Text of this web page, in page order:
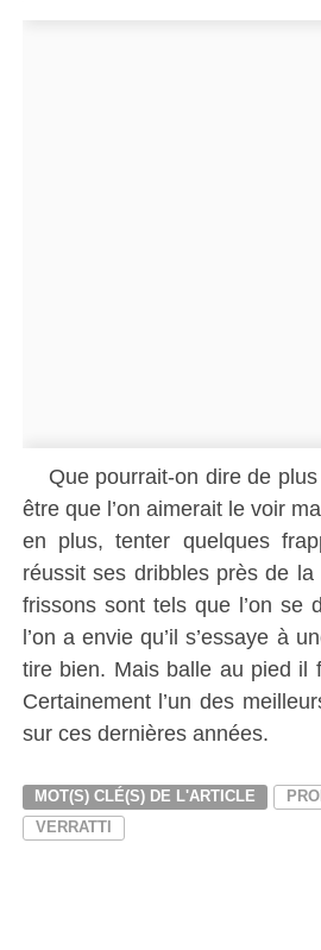
Que pourrait-on dire de plus
être que l’on aimerait le voir
en plus, tenter quelques
réussit ses dribbles près de
frissons sont tels que l’on se
l’on a envie qu’il s’essaye à
tire bien. Mais balle au pied il
Certainement l’un des
sur ces dernières années.
MOT(S) CLÉ(S) DE L'ARTICLE
VERRATTI